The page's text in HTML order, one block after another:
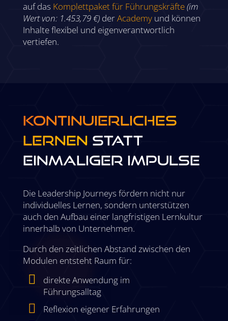
auf das Komplettpaket für Führungskräfte(im
Wert von: 1.453,79 €)derAcademyund können
Inhalte flexibel und eigenverantwortlich
vertiefen.
Kontinuierliches
Lernen statt
einmaliger Impulse
Die Leadership Journeys fördern nicht nur
individuelles Lernen, sondern unterstützen
auch den Aufbau einer langfristigen Lernkultur
innerhalb von Unternehmen.
Durch den zeitlichen Abstand zwischen den
Modulen entsteht Raum für:

direkte Anwendung im
Führungsalltag
 Reflexion eigener Erfahrungen